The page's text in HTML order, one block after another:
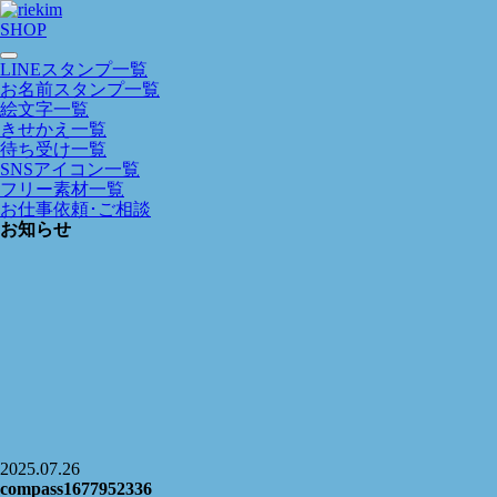
SHOP
LINEスタンプ一覧
お名前スタンプ一覧
絵文字一覧
きせかえ一覧
待ち受け一覧
SNSアイコン一覧
フリー素材一覧
お仕事依頼･ご相談
お知らせ
2025.07.26
compass1677952336